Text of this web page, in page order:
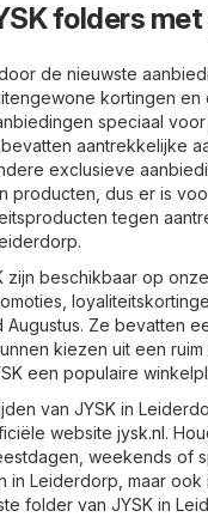
folders
de nieuwste
kortingen
speciaal voor
aantrekkelijke
exclusieve
producten, dus er is
tegen
zijn beschikbaar op
Ze bevatten
kiezen uit een
een populaire
van JYSK in
website jysk.nl .
weekends of
in Leiderdorp, maar
folder van JYSK in